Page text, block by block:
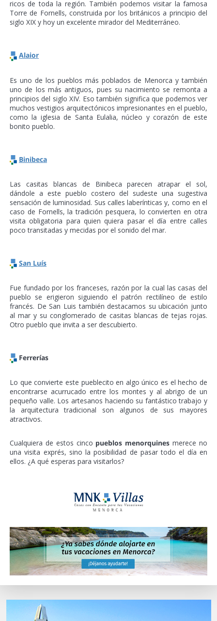
ricos de toda la región. También podemos visitar la famosa
Torre de Fornells, construida por los británicos a principio del
siglo XIX y hoy un excelente mirador del Mediterráneo.
Alaior
Es uno de los pueblos más poblados de Menorca y también
uno de los más antiguos, pues su nacimiento se remonta a
principios del siglo XIV. Eso también significa que podemos ver
muchos vestigios arquitectónicos impresionantes en el pueblo,
como la iglesia de Santa Eulalia, núcleo y corazón de este
bonito pueblo.
Binibeca
Las casitas blancas de Binibeca parecen atrapar el sol,
dándole a este pueblo costero del sudeste una sugestiva
sensación de luminosidad. Sus calles laberínticas y, como en el
caso de Fornells, la tradición pesquera, lo convierten en otra
visita obligatoria para quien quiera pasar el día entre calles
poco transitadas y mecidas por el sonido del mar.
San Luís
Fue fundado por los franceses, razón por la cual las casas del
pueblo se erigieron siguiendo el patrón rectilíneo de estilo
francés. De San Luis también destacamos su ubicación junto
al mar y su conglomerado de casitas blancas de tejas rojas.
Otro pueblo que invita a ser descubierto.
Ferrerías
Lo que convierte este pueblecito en algo único es el hecho de
encontrarse acurrucado entre los montes y al abrigo de un
pequeño valle. Los artesanos haciendo su fantástico trabajo y
la arquitectura tradicional son algunos de sus mayores
atractivos.
Cualquiera de estos cinco pueblos menorquinesmerece no
una visita exprés, sino la posibilidad de pasar todo el día en
ellos. ¿A qué esperas para visitarlos?